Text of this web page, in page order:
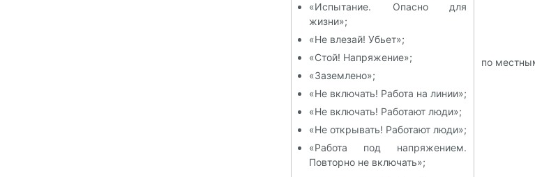
«Испытание. Опасно для
жизни»;
«Не влезай! Убьет»;
«Стой! Напряжение»;
«Заземлено»;
«Не включать! Работа на линии»;
«Не включать! Работают люди»;
«Не открывать! Работают люди»;
«Работа под напряжением.
Повторно не включать»;
по